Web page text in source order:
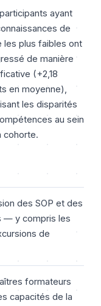
ayant
de
les plus faibles ont
de manière
(+2,18
en moyenne),
les disparités
au sein
cohorte.
des SOP et des
— y compris les
de
formateurs
capacités de la